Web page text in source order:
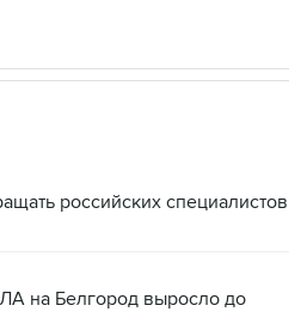
российских специалистов
на Белгород выросло до